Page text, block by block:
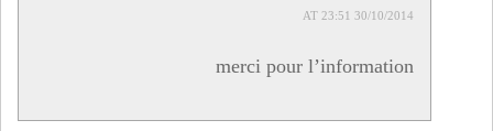
30/10/2014 AT 23:51
merci pour l’information